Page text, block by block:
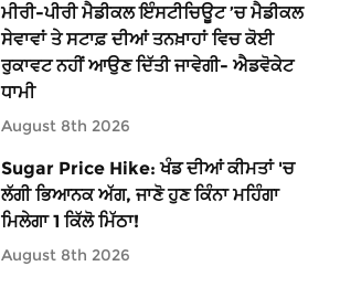
ਮੀਰੀ-ਪੀਰੀ ਮੈਡੀਕਲ ਇੰਸਟੀਚਿਊਟ ’ਚ ਮੈਡੀਕਲ
ਸੇਵਾਵਾਂ ਤੇ ਸਟਾਫ਼ ਦੀਆਂ ਤਨਖ਼ਾਹਾਂ ਵਿਚ ਕੋਈ
ਰੁਕਾਵਟ ਨਹੀਂ ਆਉਣ ਦਿੱਤੀ ਜਾਵੇਗੀ- ਐਡਵੋਕੇਟ
ਧਾਮੀ
August 8th 2026
Sugar Price Hike: ਖੰਡ ਦੀਆਂ ਕੀਮਤਾਂ 'ਚ
ਲੱਗੀ ਭਿਆਨਕ ਅੱਗ, ਜਾਣੋ ਹੁਣ ਕਿੰਨਾ ਮਹਿੰਗਾ
ਮਿਲੇਗਾ 1 ਕਿੱਲੋ ਮਿੱਠਾ!
August 8th 2026